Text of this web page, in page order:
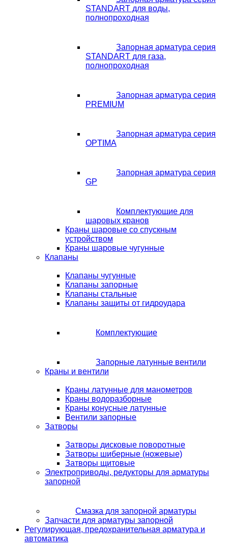
STANDART для воды,
полнопроходная
Запорная арматура серия
STANDART для газа,
полнопроходная
Запорная арматура серия
PREMIUM
Запорная арматура серия
OPTIMA
Запорная арматура серия
GP
Комплектующие для
шаровых кранов
Краны шаровые со спускным
устройством
Краны шаровые чугунные
Клапаны
Клапаны чугунные
Клапаны запорные
Клапаны стальные
Клапаны защиты от гидроудара
Комплектующие
Запорные латунные вентили
Краны и вентили
Краны латунные для манометров
Краны водоразборные
Краны конусные латунные
Вентили запорные
Затворы
Затворы дисковые поворотные
Затворы шиберные (ножевые)
Затворы щитовые
Электроприводы, редукторы для арматуры
запорной
Смазка для запорной арматуры
Запчасти для арматуры запорной
Регулирующая, предохранительная арматура и
автоматика